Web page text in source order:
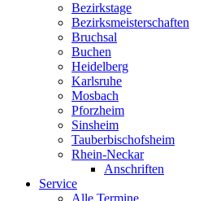
Bezirkstage
Bezirksmeisterschaften
Bruchsal
Buchen
Heidelberg
Karlsruhe
Mosbach
Pforzheim
Sinsheim
Tauberbischofsheim
Rhein-Neckar
Anschriften
Service
Alle Termine